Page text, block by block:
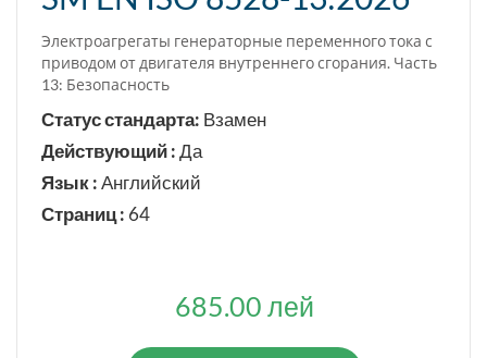
Электроагрегаты генераторные переменного тока с
приводом от двигателя внутреннего сгорания. Часть
13: Безопасность
Статус стандарта: Взамен
Действующий :Да
Язык :Английский
Страниц : 64
685.00 лей